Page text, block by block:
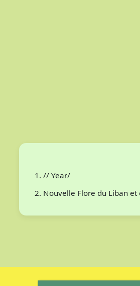
// Year/
Nouvelle Flore du Liban